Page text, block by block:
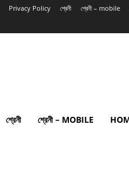
Privacy Policy শ্রেনী শ্রেনী – mobile
শ্রেনী শ্রেনী – MOBILE